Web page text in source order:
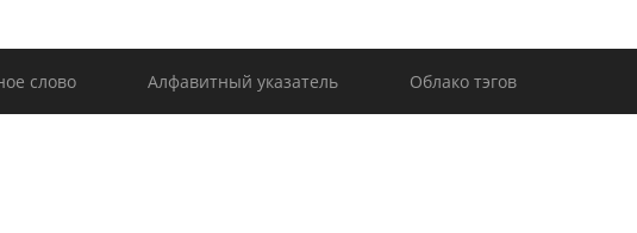
слово Алфавитный указатель Облако тэгов